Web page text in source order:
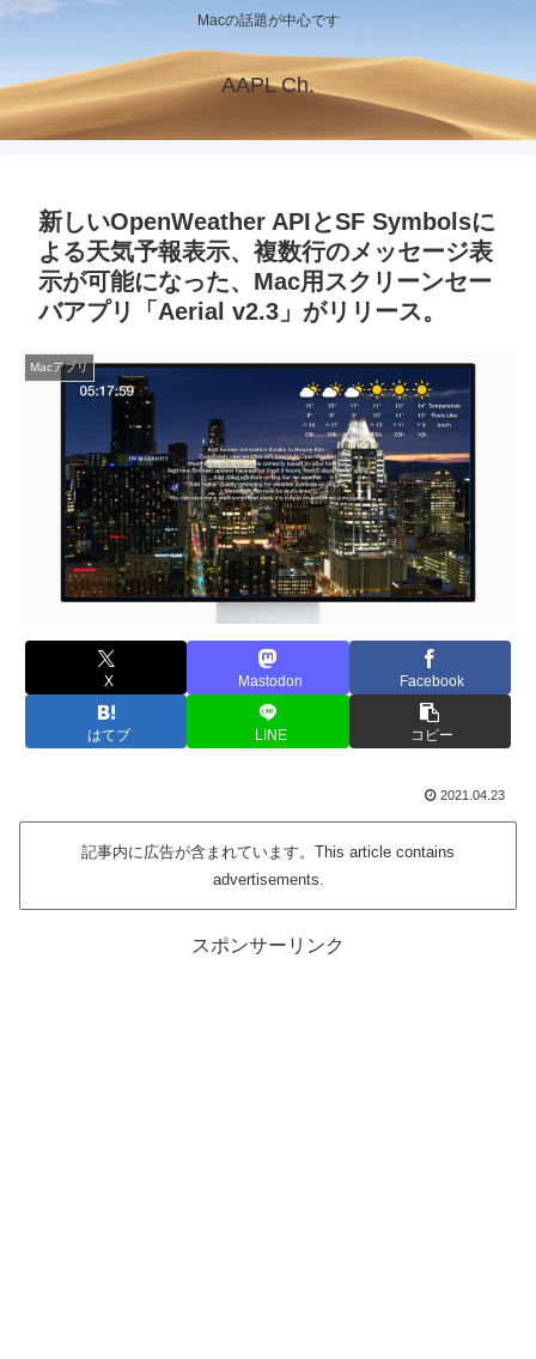
Macの話題が中心です
AAPL Ch.
新しいOpenWeather APIとSF Symbolsに
よる天気予報表示、複数行のメッセージ表
示が可能になった、Mac用スクリーンセー
バアプリ「Aerial v2.3」がリリース。
Macアプリ
X Mastodon Facebook
はてブ LINE コピー
2021.04.23
記事内に広告が含まれています。This article contains
advertisements.
スポンサーリンク